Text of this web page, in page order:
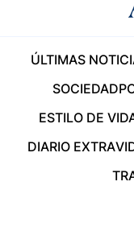
ÚLTIMAS
SOCIEDAD
ESTILO DE
DIARIO EXTRA